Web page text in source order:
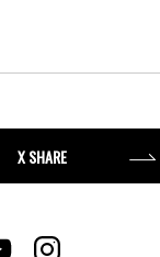
X SHARE